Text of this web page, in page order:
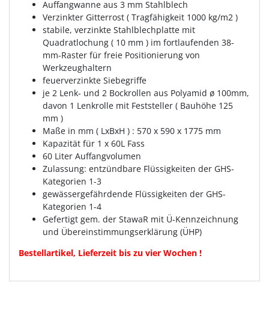
Auffangwanne aus 3 mm Stahlblech
Verzinkter Gitterrost ( Tragfähigkeit 1000 kg/m2 )
stabile, verzinkte Stahlblechplatte mit
Quadratlochung ( 10 mm ) im fortlaufenden 38-
mm-Raster für freie Positionierung von
Werkzeughaltern
feuerverzinkte Siebegriffe
je 2 Lenk- und 2 Bockrollen aus Polyamid ø 100mm,
davon 1 Lenkrolle mit Feststeller ( Bauhöhe 125
mm )
Maße in mm ( LxBxH ) : 570 x 590 x 1775 mm
Kapazität für 1 x 60L Fass
60 Liter Auffangvolumen
Zulassung: entzündbare Flüssigkeiten der GHS-
Kategorien 1-3
gewässergefährdende Flüssigkeiten der GHS-
Kategorien 1-4
Gefertigt gem. der StawaR mit Ü-Kennzeichnung
und Übereinstimmungserklärung (ÜHP)
Bestellartikel, Lieferzeit bis zu vier Wochen !